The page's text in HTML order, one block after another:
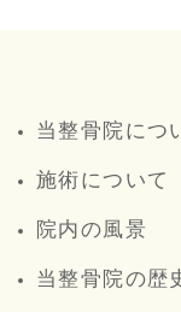
当整骨院につ
施術について
院内の風景
当整骨院の歴